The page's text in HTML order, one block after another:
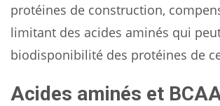
protéines de construction,
limitant des acides aminés qui
biodisponibilité des protéines de
Acides aminés et